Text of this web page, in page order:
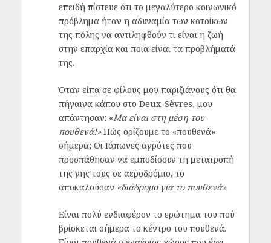
επειδή πίστευε ότι το μεγαλύτερο κοινωνικό
πρόβλημα ήταν η αδυναμία των κατοίκων
της πόλης να αντιληφθούν τι είναι η ζωή
στην επαρχία και ποια είναι τα προβλήματά
της.
Όταν είπα σε φίλους μου παριζιάνους ότι θα
πήγαινα κάπου στο Deux-Sèvres, μου
απάντησαν: «Μα είναι στη μέση του
πουθενά!»Πώς ορίζουμε το «πουθενά»
σήμερα; Οι Ιάπωνες αγρότες που
προσπάθησαν να εμποδίσουν τη μετατροπή
της γης τους σε αεροδρόμιο, το
αποκαλούσαν «διάδρομο για το πουθενά».
Είναι πολύ ενδιαφέρον το ερώτημα του πού
βρίσκεται σήμερα το κέντρο του πουθενά.